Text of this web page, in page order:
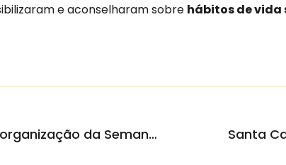
e aconselharam sobre hábitos de vida
Misericórdia colabora na organização da Semana Santa